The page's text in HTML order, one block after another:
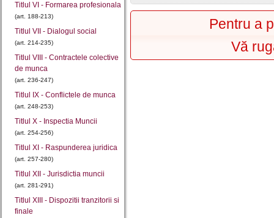
Titlul VI - Formarea profesionala
(art. 188-213)
Titlul VII - Dialogul social
(art. 214-235)
Titlul VIII - Contractele colective
de munca
(art. 236-247)
Titlul IX - Conflictele de munca
(art. 248-253)
Titlul X - Inspectia Muncii
(art. 254-256)
Titlul XI - Raspunderea juridica
(art. 257-280)
Titlul XII - Jurisdictia muncii
(art. 281-291)
Titlul XIII - Dispozitii tranzitorii si
finale
Pentru a
Vă